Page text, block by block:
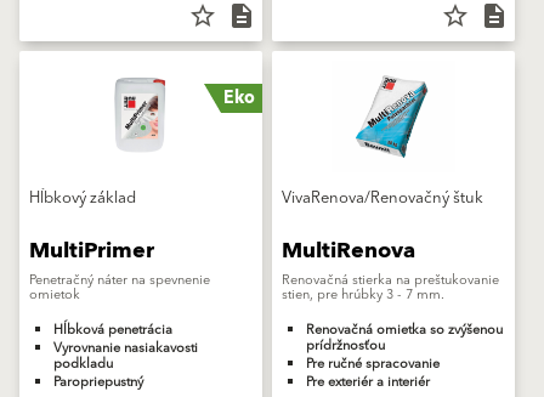
star_border description star_border description
Eko
Hĺbkový základ
MultiPrimer
Penetračný náter na spevnenie
omietok
Hĺbková penetrácia
Vyrovnanie nasiakavosti
podkladu
Paropriepustný
VivaRenova/Renovačný štuk
MultiRenova
Renovačná stierka na preštukovanie
stien, pre hrúbky 3 - 7 mm.
Renovačná omietka so zvýšenou
prídržnosťou
Pre ručné spracovanie
Pre exteriér a interiér